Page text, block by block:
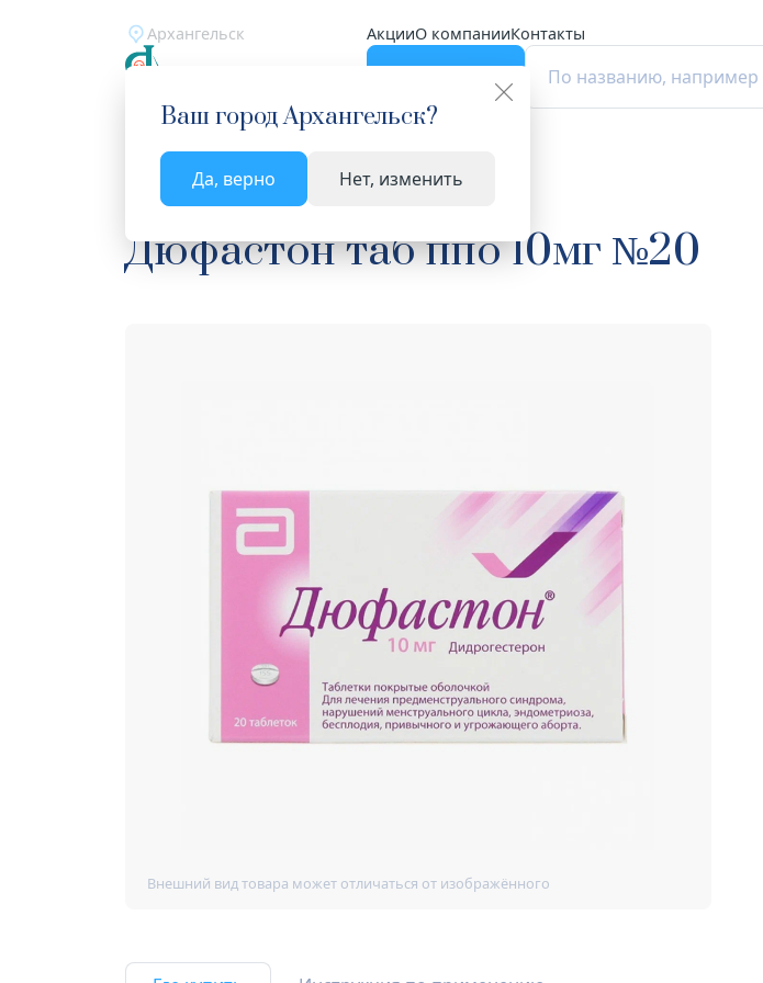
Архангельск АкцииО компанииКонтакты
По названию, например
Ваш городАрхангельск?
Да, верно Нет, изменить
Главная Каталог Лекарства и БАД
Дюфастон таб ппо 10мг №20